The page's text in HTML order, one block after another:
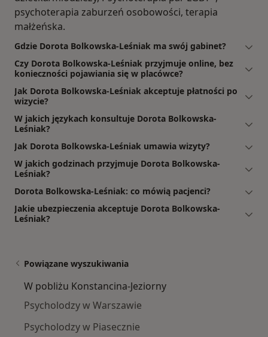
psychoterapia zaburzeń osobowości, terapia
małżeńska.
Gdzie Dorota Bolkowska-Leśniak ma swój gabinet?
Czy Dorota Bolkowska-Leśniak przyjmuje online, bez
konieczności pojawiania się w placówce?
Jak Dorota Bolkowska-Leśniak akceptuje płatności po
wizycie?
W jakich językach konsultuje Dorota Bolkowska-
Leśniak?
Jak Dorota Bolkowska-Leśniak umawia wizyty?
W jakich godzinach przyjmuje Dorota Bolkowska-
Leśniak?
Dorota Bolkowska-Leśniak: co mówią pacjenci?
Jakie ubezpieczenia akceptuje Dorota Bolkowska-
Leśniak?
Powiązane wyszukiwania
W pobliżu Konstancina-Jeziorny
Psycholodzy w Warszawie
Psycholodzy w Piasecznie